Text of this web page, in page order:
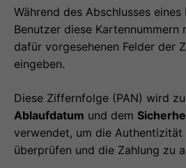
Während des Abschlusses eines
Benutzer diese Kartennummern
dafür vorgesehenen Felder der
eingeben.
Diese Ziffernfolge (PAN) wird
Ablaufdatum und dem
verwendet, um die Authentizität
überprüfen und die Zahlung zu